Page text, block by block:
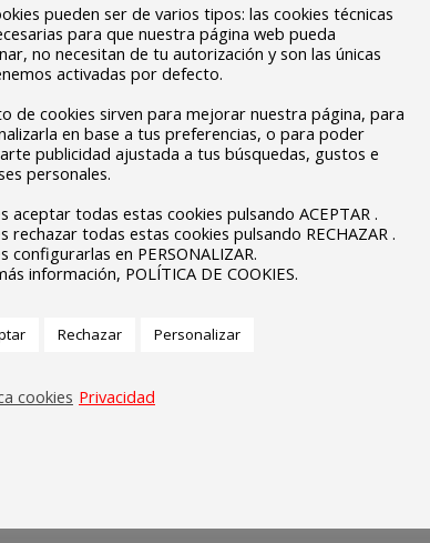
pueden ser de varios tipos: las cookies técnicas
para que nuestra página web pueda
no necesitan de tu autorización y son las únicas
activadas por defecto.
de cookies sirven para mejorar nuestra página, para
en base a tus preferencias, o para poder
publicidad ajustada a tus búsquedas, gustos e
personales.
aceptar todas estas cookies pulsando ACEPTAR .
rechazar todas estas cookies pulsando RECHAZAR .
configurarlas en PERSONALIZAR.
información, POLÍTICA DE COOKIES.
Rechazar Personalizar
cookies Privacidad